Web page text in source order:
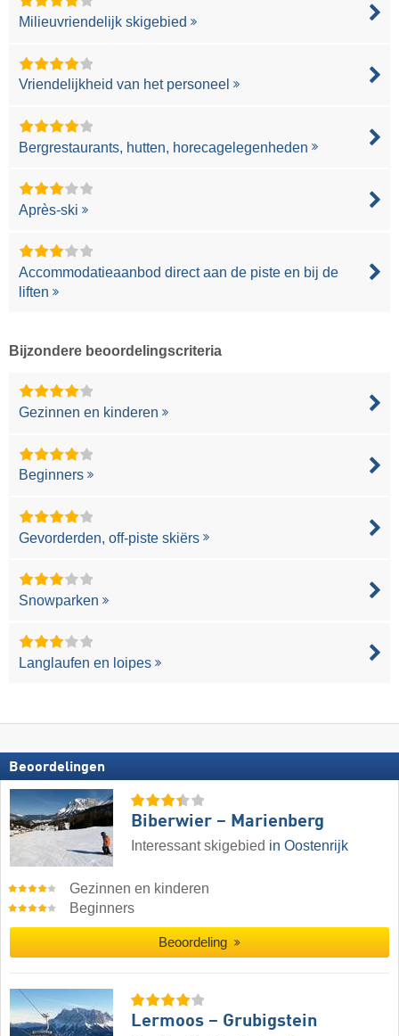
Milieuvriendelijk skigebied
Vriendelijkheid van het personeel
Bergrestaurants, hutten, horecagelegenheden
Après-ski
Accommodatieaanbod direct aan de piste en bij de
liften
Bijzondere beoordelingscriteria
Gezinnen en kinderen
Beginners
Gevorderden, off-piste skiërs
Snowparken
Langlaufen en loipes
Beoordelingen
Biberwier – Marienberg
Interessant skigebied in Oostenrijk
Gezinnen en kinderen
Beginners
Beoordeling
Lermoos – Grubigstein